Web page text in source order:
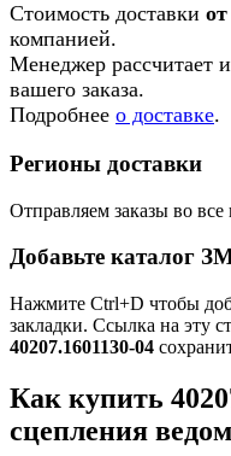
Стоимость доставки
компанией.
Менеджер рассчитает
вашего заказа.
Подробнее о доставке.
Регионы доставки
Отправляем заказы во
Добавьте каталог
Нажмите Ctrl+D чтобы
закладки. Ссылка на эту
40207.1601130-04
Как купить
сцепления